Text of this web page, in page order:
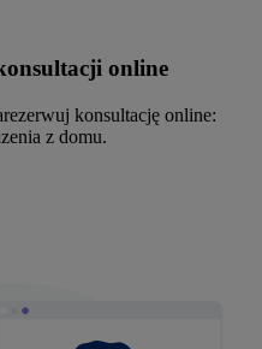
online
konsultację online:
z domu.